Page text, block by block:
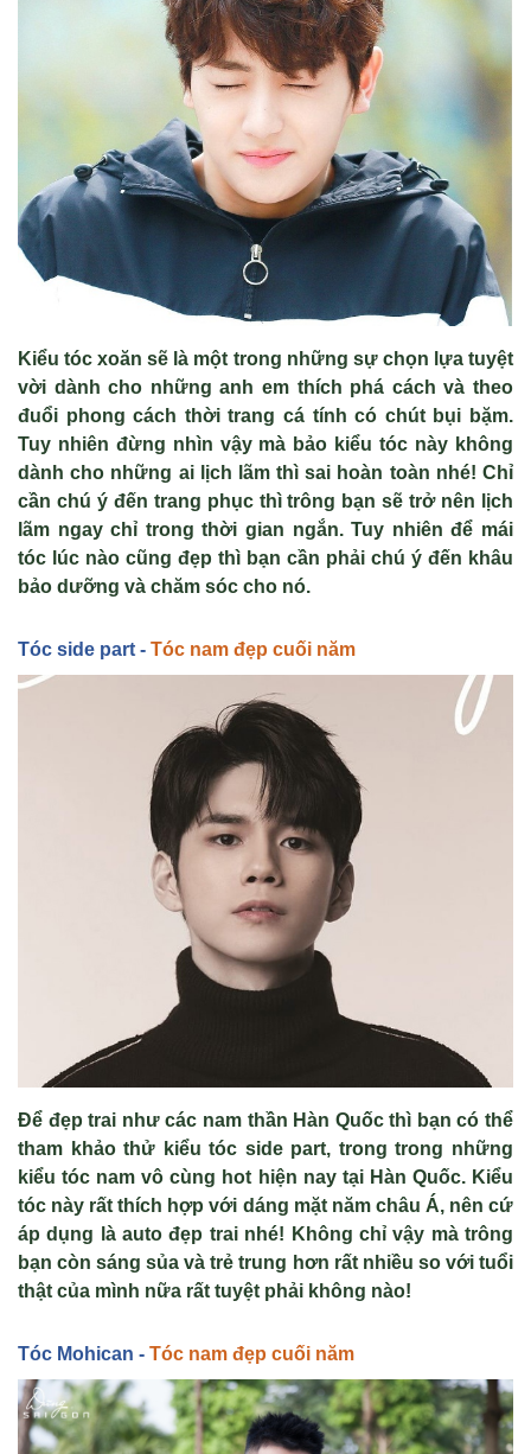
Kiểu tóc xoăn sẽ là một trong những sự chọn lựa tuyệt
vời dành cho những anh em thích phá cách và theo
đuổi phong cách thời trang cá tính có chút bụi bặm.
Tuy nhiên đừng nhìn vậy mà bảo kiểu tóc này không
dành cho những ai lịch lãm thì sai hoàn toàn nhé! Chỉ
cần chú ý đến trang phục thì trông bạn sẽ trở nên lịch
lãm ngay chỉ trong thời gian ngắn. Tuy nhiên để mái
tóc lúc nào cũng đẹp thì bạn cần phải chú ý đến khâu
bảo dưỡng và chăm sóc cho nó.
Tóc side part - Tóc nam đẹp cuối năm
Để đẹp trai như các nam thần Hàn Quốc thì bạn có thể
tham khảo thử kiểu tóc side part, trong trong những
kiểu tóc nam vô cùng hot hiện nay tại Hàn Quốc. Kiểu
tóc này rất thích hợp với dáng mặt năm châu Á, nên cứ
áp dụng là auto đẹp trai nhé! Không chỉ vậy mà trông
bạn còn sáng sủa và trẻ trung hơn rất nhiều so với tuổi
thật của mình nữa rất tuyệt phải không nào!
Tóc Mohican - Tóc nam đẹp cuối năm